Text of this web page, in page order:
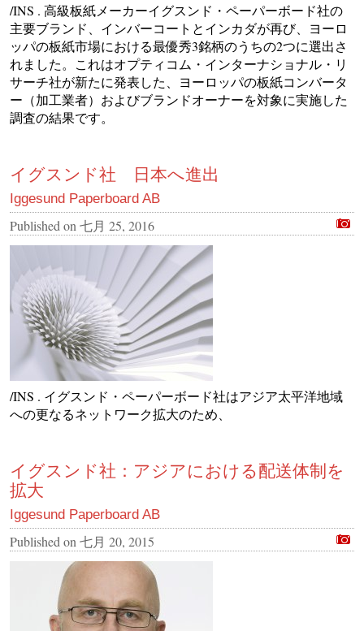
/INS . 高級板紙メーカーイグスンド・ペーパーボード社の
主要ブランド、インバーコートとインカダが再び、ヨーロ
ッパの板紙市場における最優秀3銘柄のうちの2つに選出さ
れました。これはオプティコム・インターナショナル・リ
サーチ社が新たに発表した、ヨーロッパの板紙コンバータ
ー（加工業者）およびブランドオーナーを対象に実施した
調査の結果です。
イグスンド社 日本へ進出
Iggesund Paperboard AB
Published on 七月 25, 2016
/INS . イグスンド・ペーパーボード社はアジア太平洋地域
への更なるネットワーク拡大のため、
イグスンド社：アジアにおける配送体制を
拡大
Iggesund Paperboard AB
Published on 七月 20, 2015